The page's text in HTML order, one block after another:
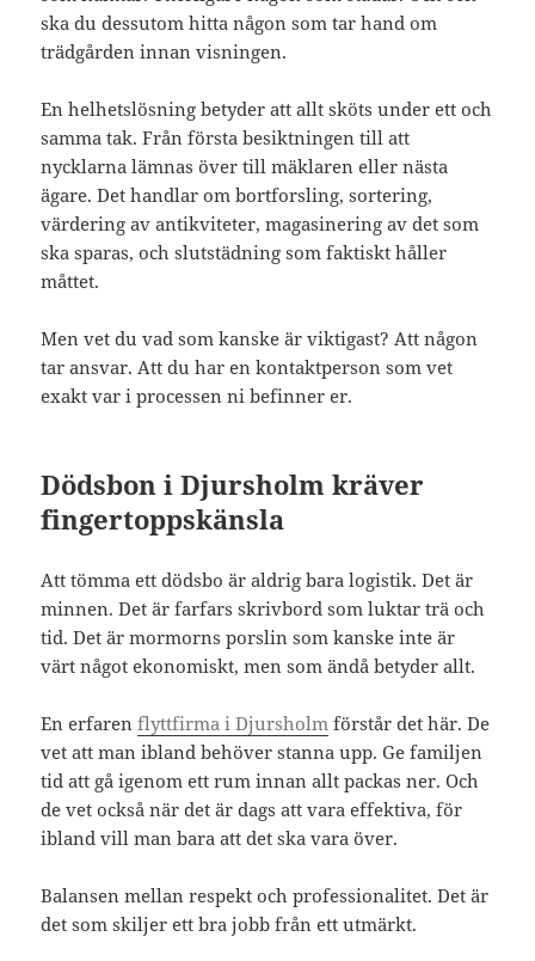
ska du dessutom hitta någon som tar hand om
trädgården innan visningen.
En helhetslösning betyder att allt sköts under ett och
samma tak. Från första besiktningen till att
nycklarna lämnas över till mäklaren eller nästa
ägare. Det handlar om bortforsling, sortering,
värdering av antikviteter, magasinering av det som
ska sparas, och slutstädning som faktiskt håller
måttet.
Men vet du vad som kanske är viktigast? Att någon
tar ansvar. Att du har en kontaktperson som vet
exakt var i processen ni befinner er.
Dödsbon i Djursholm kräver
fingertoppskänsla
Att tömma ett dödsbo är aldrig bara logistik. Det är
minnen. Det är farfars skrivbord som luktar trä och
tid. Det är mormorns porslin som kanske inte är
värt något ekonomiskt, men som ändå betyder allt.
En erfarenflyttfirma i Djursholm förstår det här. De
vet att man ibland behöver stanna upp. Ge familjen
tid att gå igenom ett rum innan allt packas ner. Och
de vet också när det är dags att vara effektiva, för
ibland vill man bara att det ska vara över.
Balansen mellan respekt och professionalitet. Det är
det som skiljer ett bra jobb från ett utmärkt.